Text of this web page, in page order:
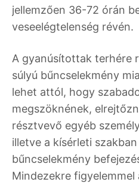
jellemzően 36-72 órán
veseelégtelenség révén.
A gyanúsítottak terhére
súlyú bűncselekmény
lehet attól, hogy
megszöknének,
résztvevő egyéb
illetve a kísérleti
bűncselekmény
Mindezekre figyelemmel